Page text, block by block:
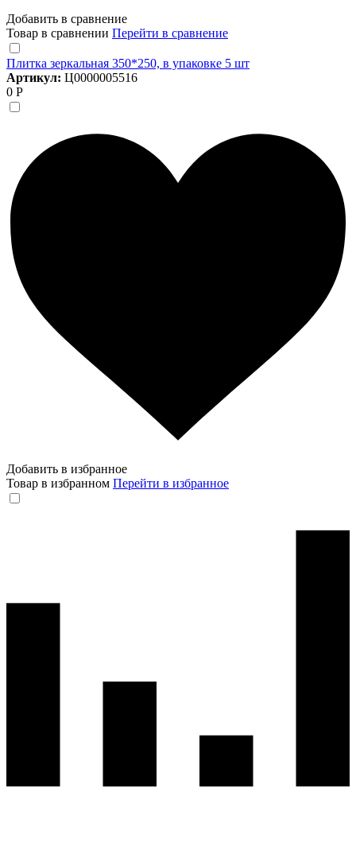
Добавить в сравнение
Товар в сравнении Перейти в сравнение
Плитка зеркальная 350*250, в упаковке 5 шт
Артикул: Ц0000005516
0 Р
Добавить в избранное
Товар в избранном Перейти в избранное